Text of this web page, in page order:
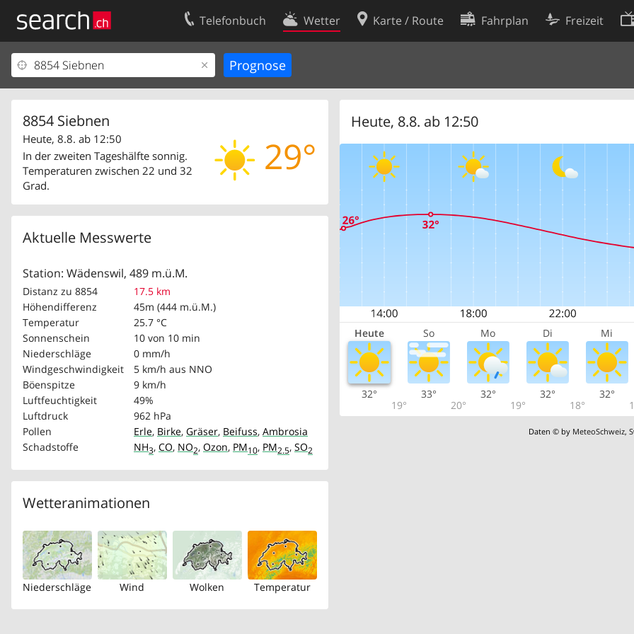
Telefonbuch Wetter Karte / Route Fahrplan Freizeit
8854 Siebnen
29°
Heute, 8.8. ab 12:50
In der zweiten Tageshälfte sonnig.
Temperaturen zwischen 22 und 32
Grad.
Aktuelle Messwerte
Station: Wädenswil, 489 m.ü.M.
Distanz zu 8854
17.5 km
Höhendifferenz
45m (444 m.ü.M.)
Temperatur
25.7 °C
Sonnenschein
10 von 10 min
Niederschläge
0 mm/h
Windgeschwindigkeit
5 km/h aus NNO
Böenspitze
9 km/h
Luftfeuchtigkeit
49%
Luftdruck
962 hPa
Pollen
Erle, Birke, Gräser, Beifuss, Ambrosia
Schadstoffe
NH3, CO, NO2, Ozon, PM10, PM2.5, SO2
Wetteranimationen
Niederschläge Wind Wolken Temperatur
Heute, 8.8. ab 12:50
Heute So Mo Di Mi
32°
19°
33°
20°
32°
19°
32°
18°
32°
Daten © by MeteoSchweiz,
Ihr Eintrag
Kundencenter Geschäftskunden
Kontakt
Nutzungsbedingungen
Cookie-Einstellungen